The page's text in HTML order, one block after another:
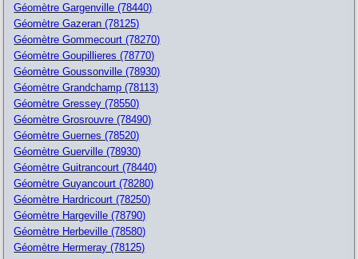
Géomètre Gargenville (78440)
Géomètre Gazeran (78125)
Géomètre Gommecourt (78270)
Géomètre Goupillieres (78770)
Géomètre Goussonville (78930)
Géomètre Grandchamp (78113)
Géomètre Gressey (78550)
Géomètre Grosrouvre (78490)
Géomètre Guernes (78520)
Géomètre Guerville (78930)
Géomètre Guitrancourt (78440)
Géomètre Guyancourt (78280)
Géomètre Hardricourt (78250)
Géomètre Hargeville (78790)
Géomètre Herbeville (78580)
Géomètre Hermeray (78125)